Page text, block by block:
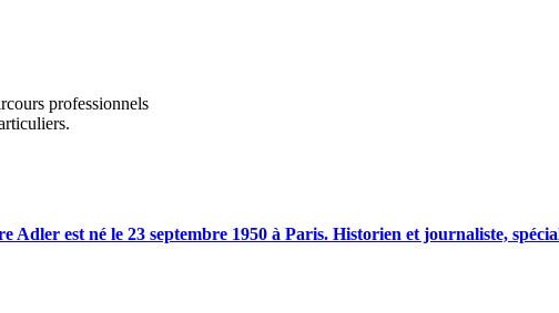
professionnels
Adler est né le 23 septembre 1950 à Paris. Historien et journaliste,